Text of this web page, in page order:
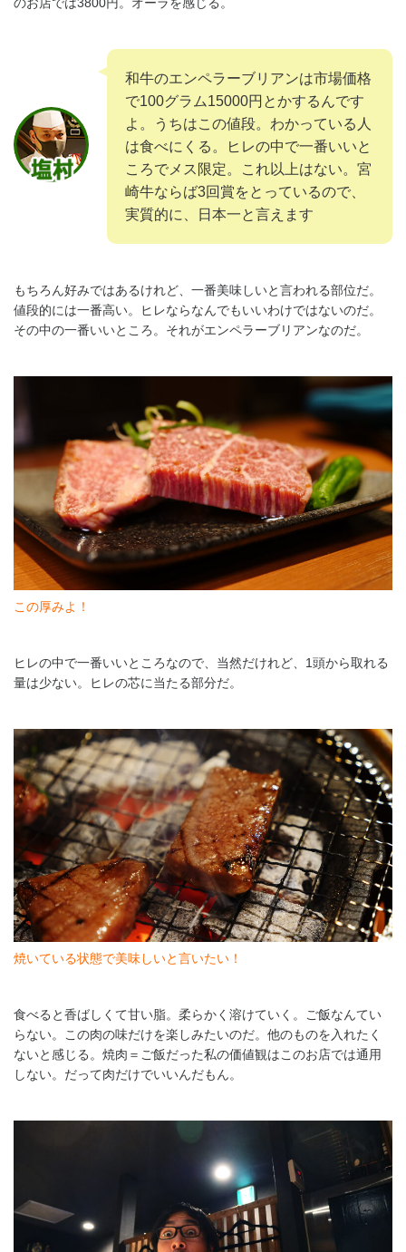
和牛のエンペラーブリアンは市場価格
で100グラム15000円とかするんです
よ。うちはこの値段。わかっている人
は食べにくる。ヒレの中で一番いいと
ころでメス限定。これ以上はない。宮
崎牛ならば3回賞をとっているので、
実質的に、日本一と言えます
もちろん好みではあるけれど、一番美味しいと言われる部位だ。
値段的には一番高い。ヒレならなんでもいいわけではないのだ。
その中の一番いいところ。それがエンペラーブリアンなのだ。
この厚みよ！
ヒレの中で一番いいところなので、当然だけれど、1頭から取れる
量は少ない。ヒレの芯に当たる部分だ。
焼いている状態で美味しいと言いたい！
食べると香ばしくて甘い脂。柔らかく溶けていく。ご飯なんてい
らない。この肉の味だけを楽しみたいのだ。他のものを入れたく
ないと感じる。焼肉＝ご飯だった私の価値観はこのお店では通用
しない。だって肉だけでいいんだもん。